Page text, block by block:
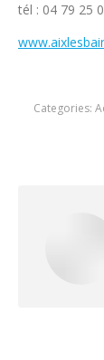
tél : 04 79 25
Categories: